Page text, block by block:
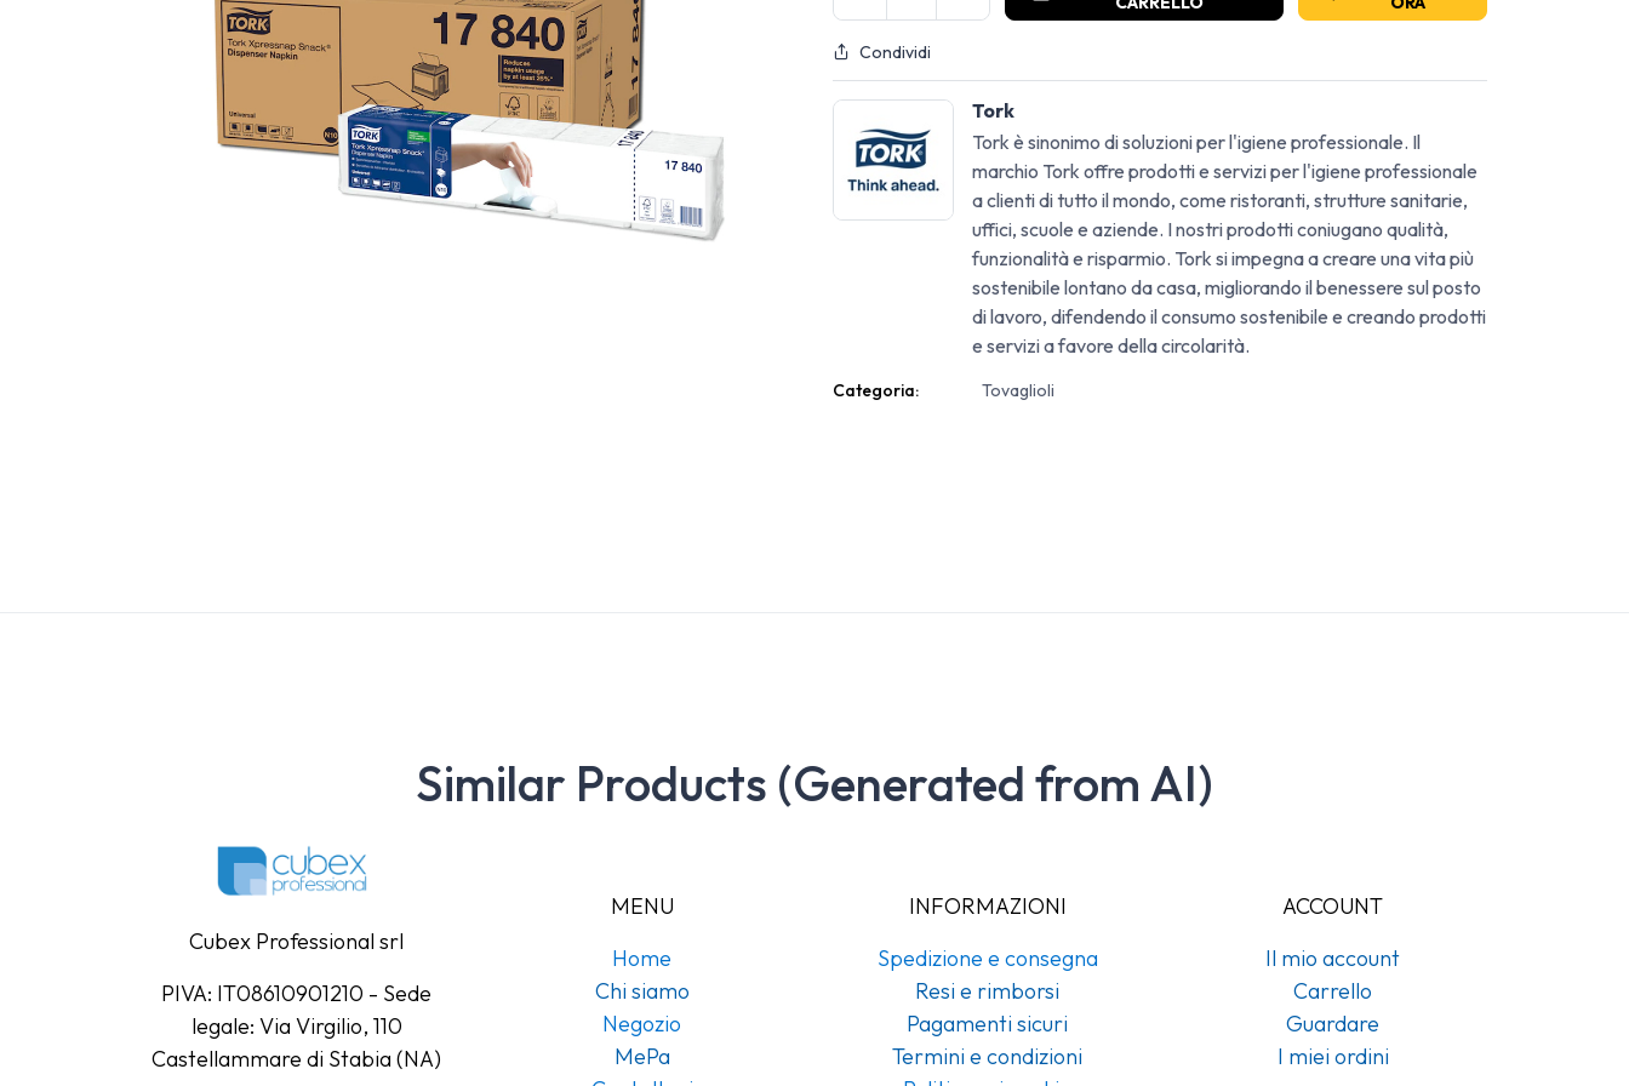
Condividi
Tork
Tork è sinonimo di soluzioni per l'igiene professionale. Il
marchio Tork offre prodotti e servizi per l'igiene professionale
a clienti di tutto il mondo, come ristoranti, strutture sanitarie,
uffici, scuole e aziende. I nostri prodotti coniugano qualità,
funzionalità e risparmio. Tork si impegna a creare una vita più
sostenibile lontano da casa, migliorando il benessere sul posto
di lavoro, difendendo il consumo sostenibile e creando prodotti
e servizi a favore della circolarità.
Categoria: Tovaglioli
Similar Products (Generated from AI)
Cubex Professional srl
PIVA: IT08610901210 - Sede
legale: Via Virgilio, 110
Castellammare di Stabia (NA)
MENU
Home
Chi siamo
Negozio
MePa
INFORMAZIONI
Spedizione e consegna
Resi e rimborsi
Pagamenti sicuri
Termini e condizioni
ACCOUNT
Il mio account
Carrello
Guardare
I miei ordini